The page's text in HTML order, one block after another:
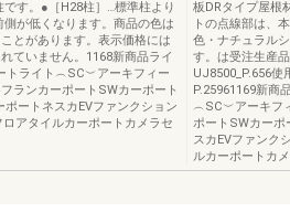
す。●［H28柱］…標準柱より
が低くなります。商品の色は
とがあります。表示価格には
ていません。1168新商品ライ
トライト︵SC︶アーキフィー
ランカーポートSWカーポート
ートネスカEVファンクション
アタイルカーポートカメラセ
板DRタイプ屋根
トの点線部は、
色・ナチュラル
す。は受注生産
UJ8500_P.656使
P.25961169新商
︵SC︶アーキフ
ポートSWカーポ
スカEVファンク
ルカーポートカ